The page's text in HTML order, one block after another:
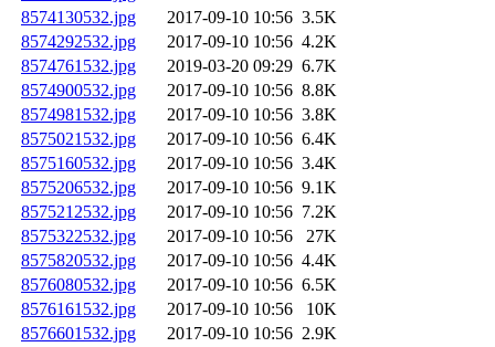
8574130532.jpg
2017-09-10 10:56 3.5K
8574292532.jpg
2017-09-10 10:56 4.2K
8574761532.jpg
2019-03-20 09:29 6.7K
8574900532.jpg
2017-09-10 10:56 8.8K
8574981532.jpg
2017-09-10 10:56 3.8K
8575021532.jpg
2017-09-10 10:56 6.4K
8575160532.jpg
2017-09-10 10:56 3.4K
8575206532.jpg
2017-09-10 10:56 9.1K
8575212532.jpg
2017-09-10 10:56 7.2K
8575322532.jpg
2017-09-10 10:56
27K
8575820532.jpg
2017-09-10 10:56 4.4K
8576080532.jpg
2017-09-10 10:56 6.5K
8576161532.jpg
2017-09-10 10:56
10K
8576601532.jpg
2017-09-10 10:56 2.9K